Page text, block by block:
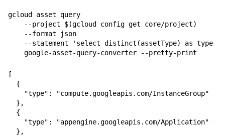
gcloud asset query
    --project $(gcloud config get core/project)
    --format json
--statement 'select distinct(assetType) as type
[
  {
    "type": "compute.googleapis.com/InstanceGroup"
  },
  {
    "type": "appengine.googleapis.com/Application"
  },